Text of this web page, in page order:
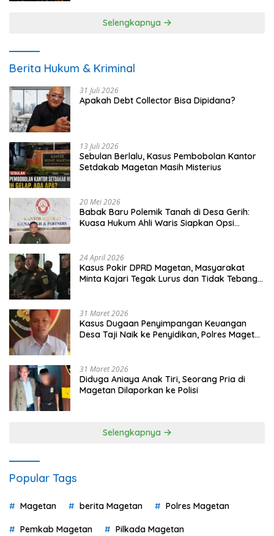
Selengkapnya
Berita Hukum & Kriminal
31 Juli 2026
Apakah Debt Collector Bisa Dipidana?
13 Juli 2026
Sebulan Berlalu, Kasus Pembobolan Kantor
Setdakab Magetan Masih Misterius
20 Mei 2026
Babak Baru Polemik Tanah di Desa Gerih:
Kuasa Hukum Ahli Waris Siapkan Opsi
24 April 2026
Kasus Pokir DPRD Magetan, Masyarakat
Minta Kajari Tegak Lurus dan Tidak Tebang
31 Maret 2026
Kasus Dugaan Penyimpangan Keuangan
Desa Taji Naik ke Penyidikan, Polres Magetan
31 Maret 2026
Diduga Aniaya Anak Tiri, Seorang Pria di
Magetan Dilaporkan ke Polisi
Selengkapnya
Popular Tags
Magetan berita Magetan Polres Magetan
Pemkab Magetan Pilkada Magetan